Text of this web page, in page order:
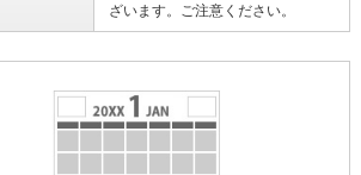
ざいます。ご注意ください。